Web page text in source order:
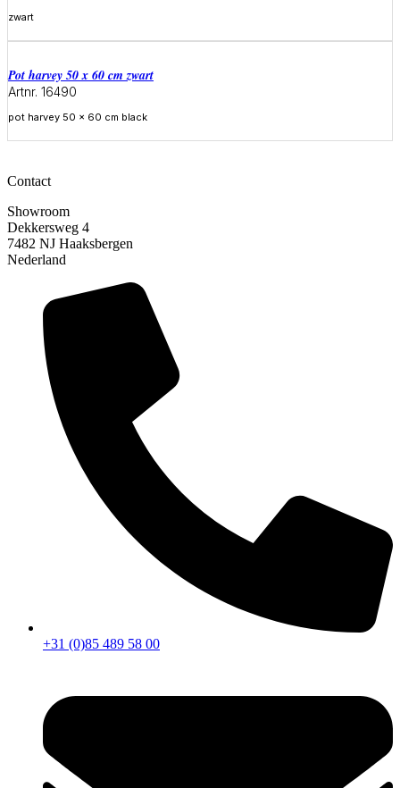
zwart
Pot harvey 50 x 60 cm zwart
Artnr. 16490
pot harvey 50 x 60 cm black
Meer informatie
Contact
Showroom
Dekkersweg 4
7482 NJ Haaksbergen
Nederland
+31 (0)85 489 58 00